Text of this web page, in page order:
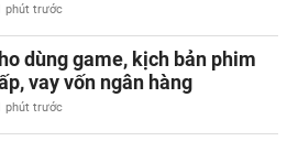
phút trước
dùng game, kịch bản phim
vay vốn ngân hàng
phút trước